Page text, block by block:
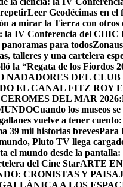
Leer Geodécimas en el
a mirar la Tierra con otros
la IV Conferencia del CHIC
para todos
talleres y una cartelera
la “Regata de los Fiordos
NADADORES DEL
EL CANAL FITZ ROY
MES DEL MAR
Cuando los museos
vuelve a tener
39 mil historias brevesPara
Pluto TV llega
el mundo desde la
del Cine StarARTE
CRONISTAS Y
A LOS